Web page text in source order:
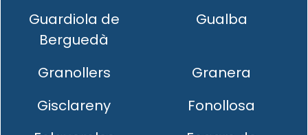
Guardiola de
Berguedà
Gualba
Granollers
Granera
Gisclareny
Fonollosa